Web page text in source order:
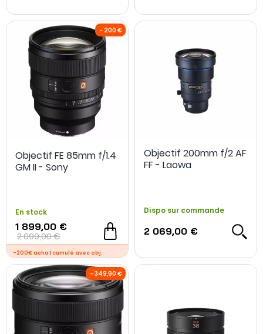
- 200 €
Objectif FE 85mm f/1.4
GM II - Sony
En stock
1 899,00 €
2 099,00 €
Objectif 200mm f/2 AF
FF - Laowa
Dispo sur commande
2 069,00 €